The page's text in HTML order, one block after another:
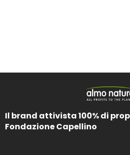
Il brand attivista 100% di
Fondazione Capellino